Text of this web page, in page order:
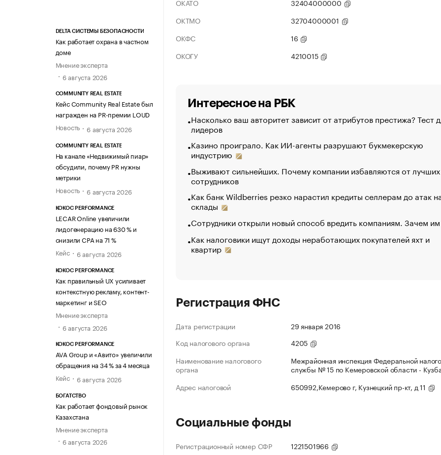
DELTA СИСТЕМЫ БЕЗОПАСНОСТИ
Как работает охрана в частном
доме
Мнение эксперта
6 августа 2026
COMMUNITY REAL ESTATE
Кейс Community Real Estate был
награжден на PR-премии LOUD
Новость
6 августа 2026
COMMUNITY REAL ESTATE
На канале «Недвижимый пиар»
обсудили, почему PR нужны
метрики
Новость
6 августа 2026
KOKOC PERFORMANCE
LECAR Online увеличили
лидогенерацию на 630 % и
снизили CPA на 71 %
Кейс
6 августа 2026
KOKOC PERFORMANCE
Как правильный UX усиливает
контекстную рекламу, контент-
маркетинг и SEO
Мнение эксперта
6 августа 2026
KOKOC PERFORMANCE
AVA Group и «Авито» увеличили
обращения на 34 % за 4 месяца
Кейс
6 августа 2026
БОГАТСТВО
Как работает фондовый рынок
Казахстана
Мнение эксперта
6 августа 2026
ОКАТО
32404000000
ОКТМО
32704000001
ОКФС
16
ОКОГУ
4210015
Интересное на РБК
Насколько ваш авторитет зависит от атрибутов престижа? Тест
лидеров
Казино проиграло. Как ИИ-агенты разрушают букмекерскую
индустрию
Выживают сильнейших. Почему компании избавляются от лучших
сотрудников
Как банк Wildberries резко нарастил кредиты селлерам до атак
склады
Сотрудники открыли новый способ вредить компаниям. Зачем
Как налоговики ищут доходы неработающих покупателей яхт и
квартир
Регистрация ФНС
Дата регистрации
29 января 2016
Код налогового органа
4205
Наименование налогового
органа
Межрайонная инспекция Федеральной
службы № 15 по Кемеровской области -
Адрес налоговой
650992,Кемерово г, Кузнецкий пр-кт, д 11
Социальные фонды
Регистрационный номер СФР
1221501966